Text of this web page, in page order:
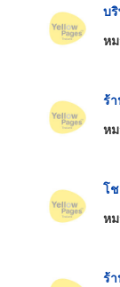
บ
ห
ร้
ห
โ
ห
ร้